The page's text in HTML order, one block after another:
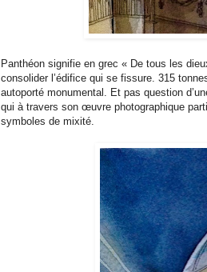
Panthéon signifie en grec « De tous les
consolider l’édifice qui se fissure. 315
autoporté monumental. Et pas question
qui à travers son œuvre photographique
symboles de mixité.